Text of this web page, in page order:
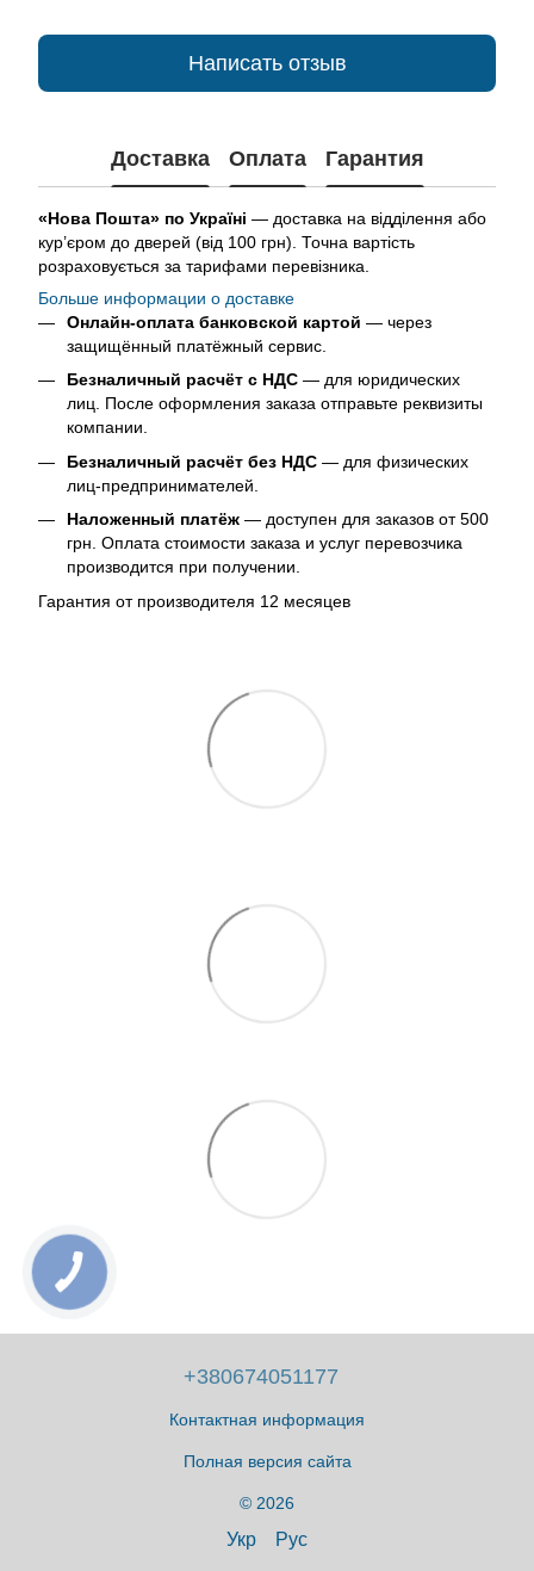
Написать отзыв
Доставка Оплата Гарантия
«Нова Пошта» по Україні — доставка на відділення або
кур’єром до дверей (від 100 грн). Точна вартість
розраховується за тарифами перевізника.
Больше информации о доставке
Онлайн-оплата банковской картой — через
защищённый платёжный сервис.
Безналичный расчёт с НДС — для юридических
лиц. После оформления заказа отправьте реквизиты
компании.
Безналичный расчёт без НДС — для физических
лиц-предпринимателей.
Наложенный платёж — доступен для заказов от 500
грн. Оплата стоимости заказа и услуг перевозчика
производится при получении.
Гарантия от производителя 12 месяцев
+380674051177
Контактная информация
Полная версия сайта
© 2026
Укр Рус